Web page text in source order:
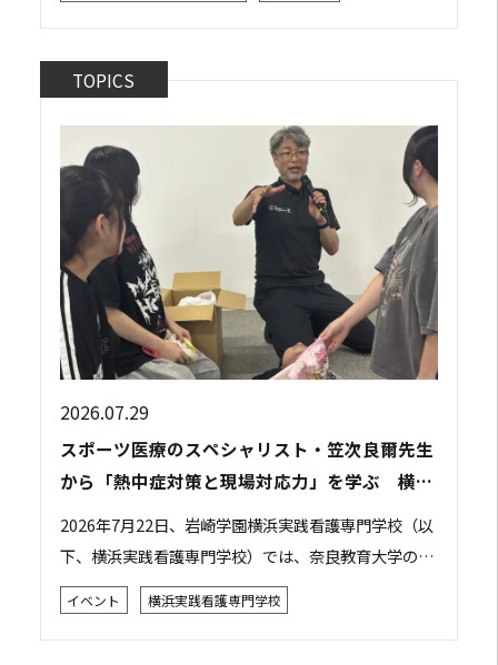
TOPICS
2026.07.29
スポーツ医療のスペシャリスト・笠次良爾先生
から「熱中症対策と現場対応力」を学ぶ 横浜
実践看護専門学校で特別講義を開催
2026年7月22日、岩崎学園横浜実践看護専門学校（以
下、横浜実践看護専門学校）では、奈良教育大学の笠
次良爾先生をお招きし、「災害現場やスポーツ現場で
の判断力・対応力を学ぶ ～熱中症～」をテー...
イベント 横浜実践看護専門学校